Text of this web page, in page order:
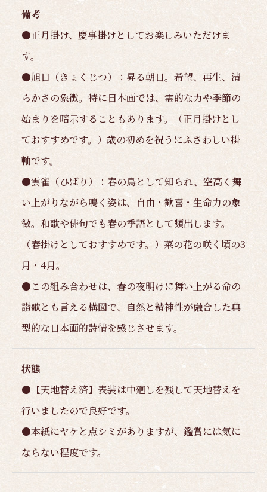
備考
●正月掛け、慶事掛けとしてお楽しみいただけま
す。
●旭日（きょくじつ）：昇る朝日。希望、再生、清
らかさの象徴。特に日本画では、霊的な力や季節の
始まりを暗示することもあります。（正月掛けとし
ておすすめです。）歳の初めを祝うにふさわしい掛
軸です。
●雲雀（ひばり）：春の鳥として知られ、空高く舞
い上がりながら鳴く姿は、自由・歓喜・生命力の象
徴。和歌や俳句でも春の季語として頻出します。
（春掛けとしておすすめです。）菜の花の咲く頃の3
月・4月。
●この組み合わせは、春の夜明けに舞い上がる命の
讃歌とも言える構図で、自然と精神性が融合した典
型的な日本画的詩情を感じさせます。
状態
●【天地替え済】表装は中廻しを残して天地替えを
行いましたので良好です。
●本紙にヤケと点シミがありますが、鑑賞には気に
ならない程度です。